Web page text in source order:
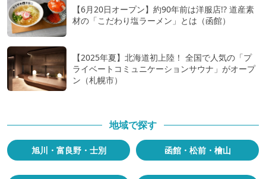
【6月20日オープン】約90年前は洋服店!? 道産素
材の「こだわり塩ラーメン」とは（函館）
【2025年夏】北海道初上陸！ 全国で人気の「プ
ライベートコミュニケーションサウナ」がオープ
ン（札幌市）
地域で探す
旭川・富良野・士別 函館・松前・檜山